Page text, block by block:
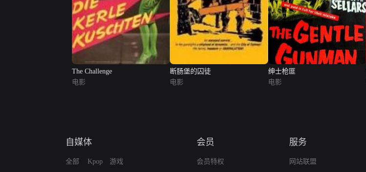
The Challenge
电影
断肠堡的囚徒
电影
绅士枪匪
电影
自媒体
全部 Kpop 游戏
会员
会员特权
服务
网站联盟